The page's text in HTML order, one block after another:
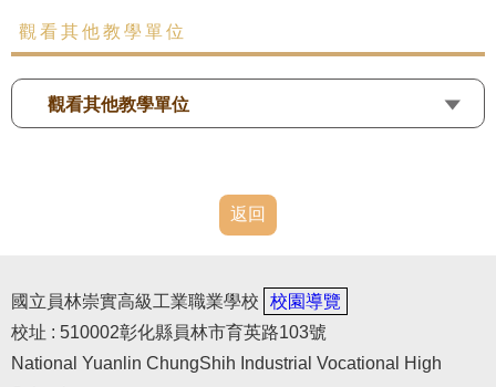
觀看其他教學單位
觀看其他教學單位
返回
國立員林崇實高級工業職業學校
校園導覽
校址 : 510002彰化縣員林市育英路103號
National Yuanlin ChungShih Industrial Vocational High